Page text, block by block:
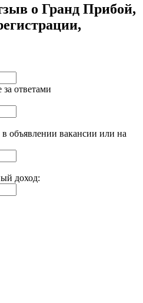
о Гранд Прибой,
за ответами
в объявлении вакансии или на
доход: